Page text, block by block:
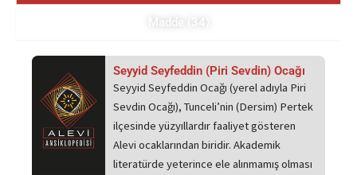
Madde (34)
Seyyid Seyfeddin (Piri Sevdin) Ocağı
Seyyid Seyfeddin Ocağı (yerel adıyla Piri
Sevdin Ocağı), Tunceli’nin (Dersim) Pertek
ilçesinde yüzyıllardır faaliyet gösteren
Alevi ocaklarından biridir. Akademik
literatürde yeterince ele alınmamış olması
Sayfa SayfaSayfa Sayfa